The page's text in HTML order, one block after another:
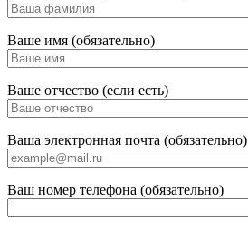
Ваше имя (обязательно)
Ваше отчество (если есть)
Ваша электронная почта (обязательно)
Ваш номер телефона (обязательно)